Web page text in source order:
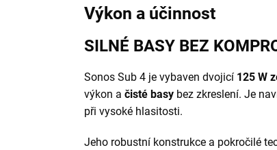
Výkon a účinnost
SILNÉ BASY BEZ
Sonos Sub 4 je vybaven dvojicí 125 W
výkon a čisté basy bez zkreslení. Je
při vysoké hlasitosti.
Jeho robustní konstrukce a pokročilé